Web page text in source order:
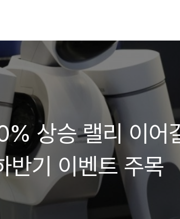
상승 랠리 이어
반기 이벤트 주목